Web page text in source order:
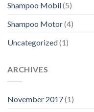
Shampoo Mobil(5)
Shampoo Motor(4)
Uncategorized(1)
ARCHIVES
November 2017(1)